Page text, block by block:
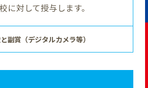
に対して授与します。
副賞（デジタルカメラ等）